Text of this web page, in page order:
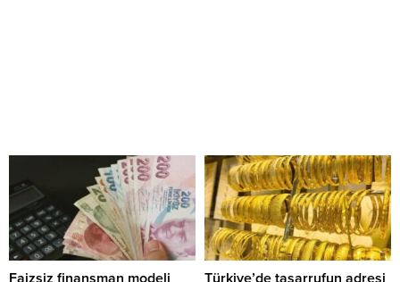
Faizsiz finansman modeli
Türkiye’de tasarrufun adresi